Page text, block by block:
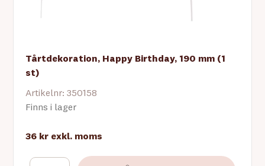
Tårtdekoration, Happy Birthday, 190 mm (1
st)
Artikelnr: 350158
Finns i lager
36 kr exkl. moms